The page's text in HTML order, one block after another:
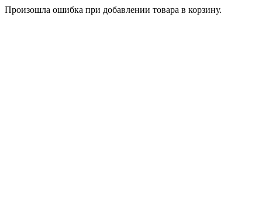
Произошла ошибка при добавлении товара в корзину.